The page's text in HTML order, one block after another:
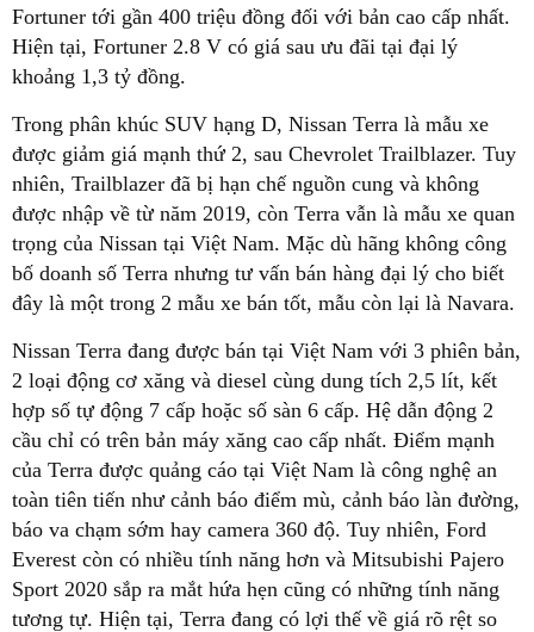
Fortuner tới gần 400 triệu đồng đối với bản cao cấp nhất.
Hiện tại, Fortuner 2.8 V có giá sau ưu đãi tại đại lý
khoảng 1,3 tỷ đồng.
Trong phân khúc SUV hạng D, Nissan Terra là mẫu xe
được giảm giá mạnh thứ 2, sau Chevrolet Trailblazer. Tuy
nhiên, Trailblazer đã bị hạn chế nguồn cung và không
được nhập về từ năm 2019, còn Terra vẫn là mẫu xe quan
trọng của Nissan tại Việt Nam. Mặc dù hãng không công
bố doanh số Terra nhưng tư vấn bán hàng đại lý cho biết
đây là một trong 2 mẫu xe bán tốt, mẫu còn lại là Navara.
Nissan Terra đang được bán tại Việt Nam với 3 phiên bản,
2 loại động cơ xăng và diesel cùng dung tích 2,5 lít, kết
hợp số tự động 7 cấp hoặc số sàn 6 cấp. Hệ dẫn động 2
cầu chỉ có trên bản máy xăng cao cấp nhất. Điểm mạnh
của Terra được quảng cáo tại Việt Nam là công nghệ an
toàn tiên tiến như cảnh báo điểm mù, cảnh báo làn đường,
báo va chạm sớm hay camera 360 độ. Tuy nhiên, Ford
Everest còn có nhiều tính năng hơn và Mitsubishi Pajero
Sport 2020 sắp ra mắt hứa hẹn cũng có những tính năng
tương tự. Hiện tại, Terra đang có lợi thế về giá rõ rệt so